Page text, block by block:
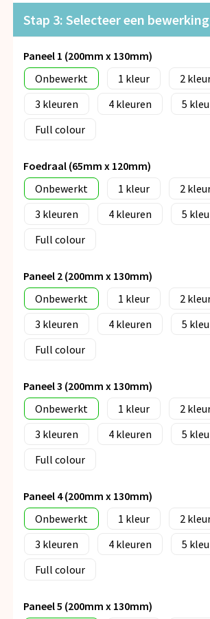
Stap 3: Selecteer een bewerking
Paneel 1 (200mm x 130mm)
Onbewerkt
1
2
3
4
5
Full colour
Foedraal (65mm x 120mm)
Onbewerkt
1
2
3
4
5
Full colour
Paneel 2 (200mm x 130mm)
Onbewerkt
1
2
3
4
5
Full colour
Paneel 3 (200mm x 130mm)
Onbewerkt
1
2
3
4
5
Full colour
Paneel 4 (200mm x 130mm)
Onbewerkt
1
2
3
4
5
Full colour
Paneel 5 (200mm x 130mm)